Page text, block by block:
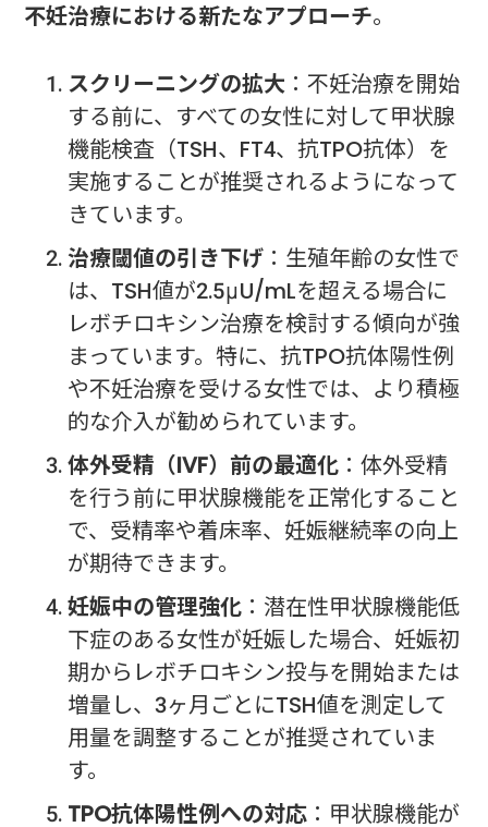
不妊治療における新たなアプローチ。
スクリーニングの拡大 ：不妊治療を開始
する前に、すべての女性に対して甲状腺
機能検査（TSH、FT4、抗TPO抗体）を
実施することが推奨されるようになって
きています。
治療閾値の引き下げ ：生殖年齢の女性で
は、TSH値が2.5μU/mLを超える場合に
レボチロキシン治療を検討する傾向が強
まっています。特に、抗TPO抗体陽性例
や不妊治療を受ける女性では、より積極
的な介入が勧められています。
体外受精（IVF）前の最適化 ：体外受精
を行う前に甲状腺機能を正常化すること
で、受精率や着床率、妊娠継続率の向上
が期待できます。
妊娠中の管理強化 ：潜在性甲状腺機能低
下症のある女性が妊娠した場合、妊娠初
期からレボチロキシン投与を開始または
増量し、3ヶ月ごとにTSH値を測定して
用量を調整することが推奨されていま
す。
TPO抗体陽性例への対応 ：甲状腺機能が